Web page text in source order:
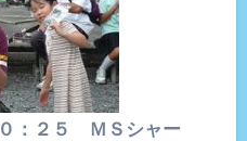
：２５ ＭＳシャー